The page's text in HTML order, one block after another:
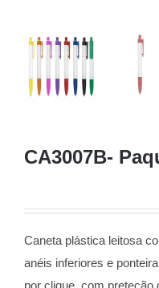
CA3007B-
Caneta plástica leitosa
anéis inferiores e
por clique, com preteção